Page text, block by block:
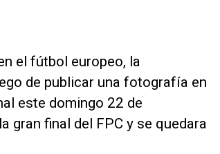
el fútbol europeo, la
de publicar una fotografía en
este domingo 22 de
gran final del FPC y se quedara